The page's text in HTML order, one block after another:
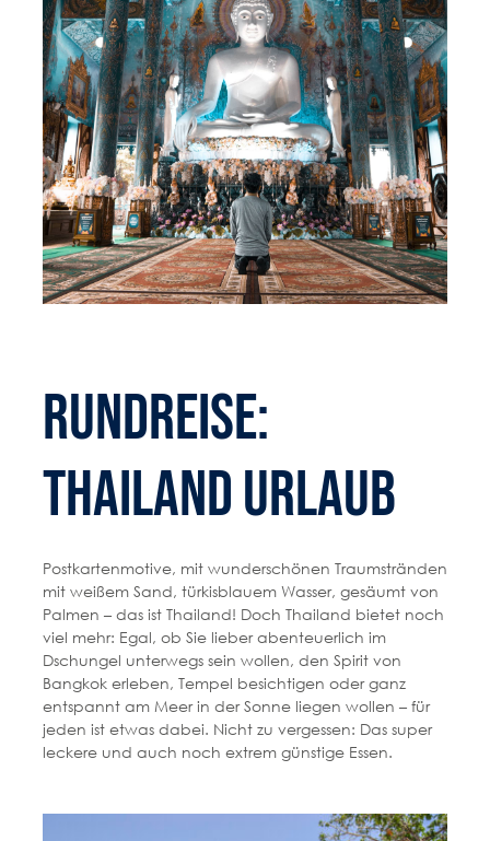
Rundreise:
Thailand Urlaub
Postkartenmotive, mit wunderschönen Traumstränden
mit weißem Sand, türkisblauem Wasser, gesäumt von
Palmen – das ist Thailand! Doch Thailand bietet noch
viel mehr: Egal, ob Sie lieber abenteuerlich im
Dschungel unterwegs sein wollen, den Spirit von
Bangkok erleben, Tempel besichtigen oder ganz
entspannt am Meer in der Sonne liegen wollen – für
jeden ist etwas dabei. Nicht zu vergessen: Das super
leckere und auch noch extrem günstige Essen.